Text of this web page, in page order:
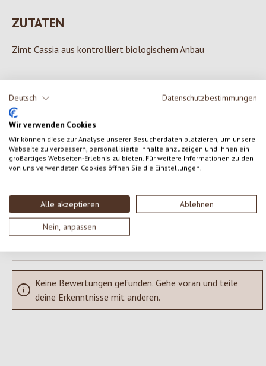
Deutsch Datenschutzbestimmungen
Wir verwenden Cookies
Wir können diese zur Analyse unserer Besucherdaten platzieren, um unsere
Webseite zu verbessern, personalisierte Inhalte anzuzeigen und Ihnen ein
großartiges Webseiten-Erlebnis zu bieten. Für weitere Informationen zu den
von uns verwendeten Cookies öffnen Sie die Einstellungen.
Alle akzeptieren Ablehnen
Nein, anpassen
ZUTATEN
Zimt Cassia aus kontrolliert biologischem Anbau
0 von 0 Bewertungen
Durchschnittliche Bewertung von 0 von 5 Sternen
Gib eine Bewertung ab!
Teile deine Erfahrungen mit dem Produkt mit anderen Kunden.
SCHREIBE EINE BEWERTUNG
Bewertungen nur in der aktuellen Sprache anzeigen.
Keine Bewertungen gefunden. Gehe voran und teile
deine Erkenntnisse mit anderen.